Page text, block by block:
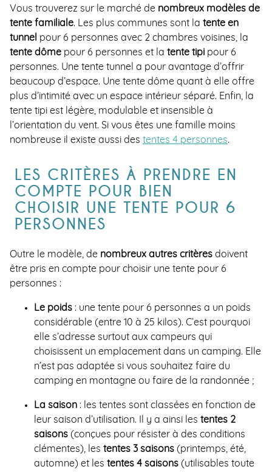
Vous trouverez sur le marché de nombreux modèles de
tente familiale. Les plus communes sont la tente en
tunnel pour 6 personnes avec 2 chambres voisines, la
tente dôme pour 6 personnes et la tente tipi pour 6
personnes. Une tente tunnel a pour avantage d’offrir
beaucoup d’espace. Une tente dôme quant à elle offre
plus d’intimité avec un espace intérieur séparé. Enfin, la
tente tipi est légère, modulable et insensible à
l’orientation du vent. Si vous êtes une famille moins
nombreuse il existe aussi des tentes 4 personnes.
LES CRITÈRES À PRENDRE EN
COMPTE POUR BIEN
CHOISIR UNE TENTE POUR 6
PERSONNES
Outre le modèle, de nombreux autres critères doivent
être pris en compte pour choisir une tente pour 6
personnes :
Le poids : une tente pour 6 personnes a un poids
considérable (entre 10 à 25 kilos). C’est pourquoi
elle s’adresse surtout aux campeurs qui
choisissent un emplacement dans un camping. Elle
n’est pas adaptée si vous souhaitez faire du
camping en montagne ou faire de la randonnée ;
La saison : les tentes sont classées en fonction de
leur saison d’utilisation. Il y a ainsi les tentes 2
saisons (conçues pour résister à des conditions
clémentes), les tentes 3 saisons (printemps, été,
automne) et les tentes 4 saisons (utilisables toute